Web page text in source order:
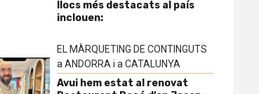
llocs més destacats al país
inclouen:
EL MÀRQUETING DE CONTINGUTS
a ANDORRA i a CATALUNYA
Avui hem estat al renovat